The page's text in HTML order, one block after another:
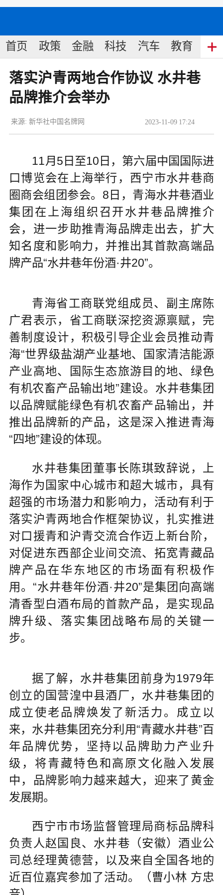
首页 政策 金融 科技 汽车 教育 食
落实沪青两地合作协议 水井巷
品牌推介会举办
2023-11-09 17:24
来源: 新华社中国名牌网
11月5日至10日，第六届中国国际进
口博览会在上海举行，西宁市水井巷商
圈商会组团参会。8日，青海水井巷酒业
集团在上海组织召开水井巷品牌推介
会，进一步助推青海品牌走出去，扩大
知名度和影响力，并推出其首款高端品
牌产品“水井巷年份酒·井20”。
青海省工商联党组成员、副主席陈
广君表示，省工商联深挖资源禀赋，完
善制度设计，积极引导企业会员推动青
海“世界级盐湖产业基地、国家清洁能源
产业高地、国际生态旅游目的地、绿色
有机农畜产品输出地”建设。水井巷集团
以品牌赋能绿色有机农畜产品输出，并
推出品牌新的产品，这是深入推进青海
“四地”建设的体现。
水井巷集团董事长陈琪致辞说，上
海作为国家中心城市和超大城市，具有
超强的市场潜力和影响力，活动有利于
落实沪青两地合作框架协议，扎实推进
对口援青和沪青交流合作迈上新台阶，
对促进东西部企业间交流、拓宽青藏品
牌产品在华东地区的市场面有积极作
用。“水井巷年份酒·井20”是集团向高端
清香型白酒布局的首款产品，是实现品
牌升级、落实集团战略布局的关键一
步。
据了解，水井巷集团前身为1979年
创立的国营湟中县酒厂，水井巷集团的
成立使老品牌焕发了新活力。成立以
来，水井巷集团充分利用“青藏水井巷”百
年品牌优势，坚持以品牌助力产业升
级，将青藏特色和高原文化融入发展
中，品牌影响力越来越大，迎来了黄金
发展期。
西宁市市场监督管理局商标品牌科
负责人赵国良、水井巷（安徽）酒业公
司总经理黄德营，以及来自全国各地的
近百位嘉宾参加了活动。（曹小林 方忠